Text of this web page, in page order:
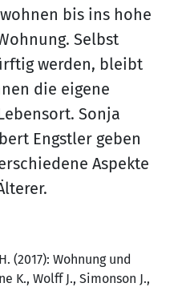
bis ins hohe
Selbst
werden, bleibt
die eigene
Sonja
Engstler geben
Aspekte
(2017): Wohnung und
K., Wolff J., Simonson J.,